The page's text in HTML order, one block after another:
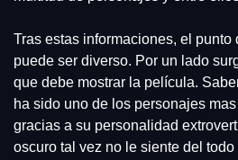
Tras estas informaciones, el punto
puede ser diverso. Por un lado
que debe mostrar la película.
ha sido uno de los personajes
gracias a su personalidad
oscuro tal vez no le siente del todo